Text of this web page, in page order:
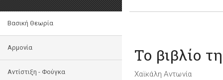
Βασική Θεωρία
Αρμονία
Αντίστιξη - Φούγκα
Το βιβλίο
Χαϊκάλη Αντωνία